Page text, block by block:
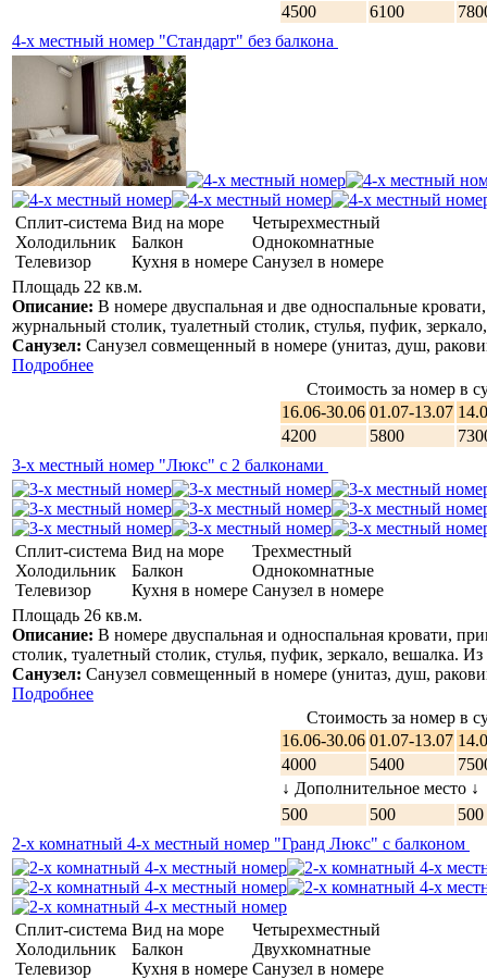
4500
6100
4-х местный номер "Стандарт" без балкона
Сплит-система
Холодильник
Телевизор
Вид на море
Балкон
Кухня в номере
Четырехместный
Однокомнатные
Санузел в номере
Площадь 22 кв.м.
Описание: В номере двуспальная и две односпальные
журнальный столик, туалетный столик, стулья, пуфик,
Санузел: Санузел совмещенный в номере (унитаз, душ,
Подробнее
Стоимость за номер в
16.06-30.06 01.07-13.07
4200
5800
3-х местный номер "Люкс" с 2 балконами
Сплит-система
Холодильник
Телевизор
Вид на море
Балкон
Кухня в номере
Трехместный
Однокомнатные
Санузел в номере
Площадь 26 кв.м.
Описание: В номере двуспальная и односпальная кровати,
столик, туалетный столик, стулья, пуфик, зеркало, вешалка.
Санузел: Санузел совмещенный в номере (унитаз, душ,
Подробнее
Стоимость за номер в
16.06-30.06 01.07-13.07
4000
5400
↓ Дополнительное место ↓
500
500
500
2-х комнатный 4-х местный номер "Гранд Люкс" с балконом
Сплит-система
Холодильник
Телевизор
Вид на море
Балкон
Кухня в номере
Четырехместный
Двухкомнатные
Санузел в номере